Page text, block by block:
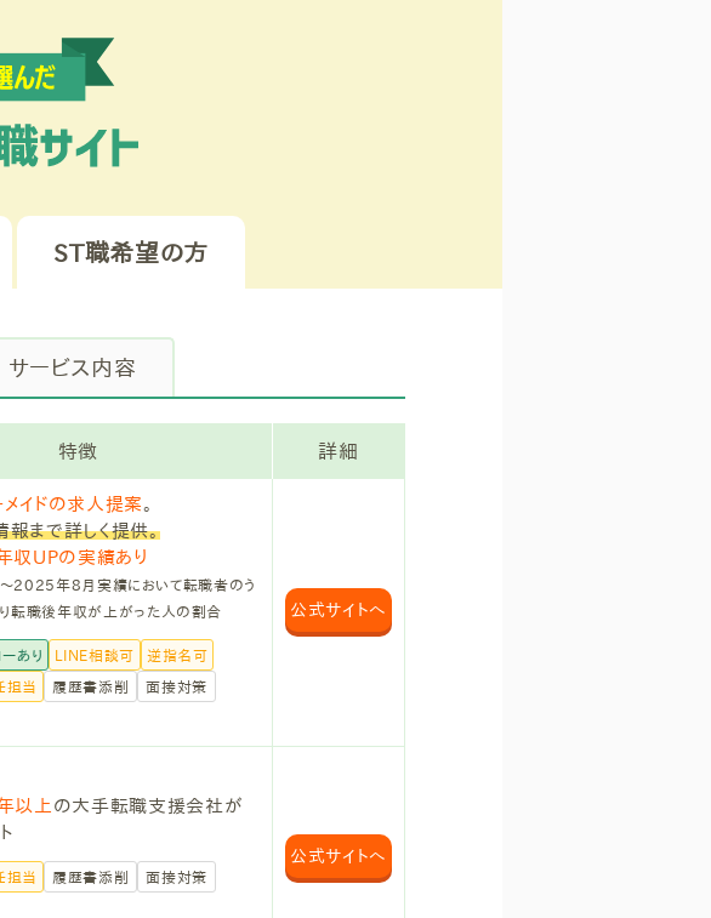
ST職希望の方
サービス内容
特徴 詳細
イドの求人提案。
まで詳しく提供。
収UPの実績あり
年8月実績において転職者のう
転職後年収が上がった人の割合
あり LINE相談可 逆指名可
担当 履歴書添削 面接対策
公式サイトへ
以上 の大手転職支援会社が
担当 履歴書添削 面接対策
公式サイトへ